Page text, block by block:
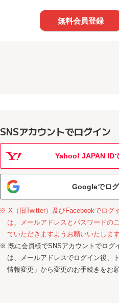
無料会員登録
SNSアカウントでログイン
Yahoo! JAPAN ID
Googleでロ
※ X（旧Twitter）及びFacebookでログ
は、メールアドレスとパスワードの
ていただきますようお願いいたします
※ 既に会員様でSNSアカウントでログ
は、メールアドレスでログイン後、
情報変更」から変更のお手続きをお